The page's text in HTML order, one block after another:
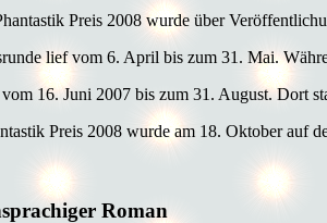
Preis 2008 wurde über
lief vom 6. April bis zum 31. Mai.
16. Juni 2007 bis zum 31. August. Dort
Preis 2008 wurde am 18. Oktober auf
Roman